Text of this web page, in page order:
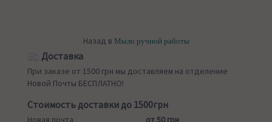
Назад в Мыло ручной работы
Доставка
При заказе от 1500 грн мы доставляем на отделение
Новой Почты БЕСПЛАТНО!
Стоимость доставки до 1500грн
Новая почта от 50 грн